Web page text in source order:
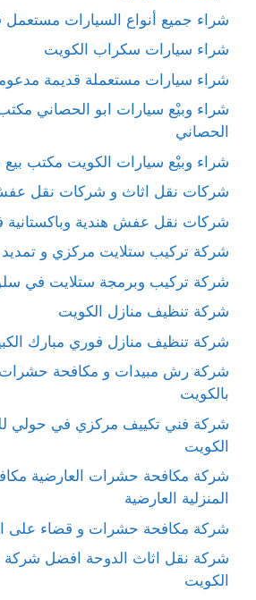
شراء جميع أنواع السيارات
شراء سيارات سكراب الكويت
شراء سيارات مستعملة قديمة
شراء وبيْع سيارات ابو الحصاني
الحصاني
شراء وبيْع سيارات الكويت مكتب
شركات نقل اثاث و شركات نقل
شركات نقل عفش هندية وباكستانية
شركة تركيب ستلايت مركزي و
شركة تركيب وبرمجة ستلايت في
شركة تنظيف منازل الكويت
شركة تنظيف منازل فوري مبارك
شركة رش مبيدات و مكافحة حشرات
بالكويت
شركة فني تكييف مركزي في حولي
الكويت
شركة مكافحة حشرات العارضية
المنزلية العارضية
شركة مكافحة حشرات و قضاء على
شركة نقل اثاث الدوحة افضل شركة
الكويت